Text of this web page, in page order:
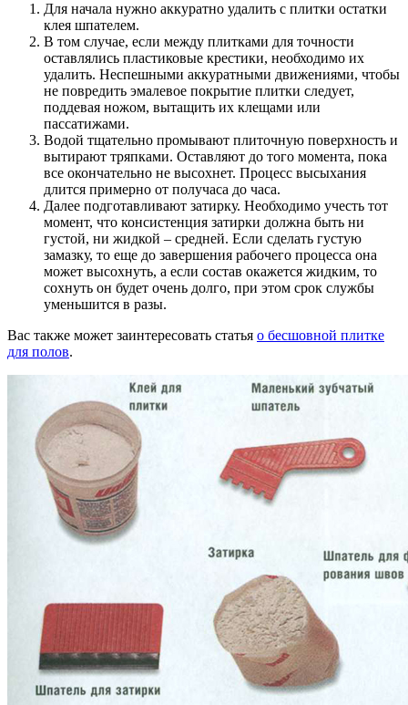
Для начала нужно аккуратно удалить с плитки остатки
клея шпателем.
В том случае, если между плитками для точности
оставлялись пластиковые крестики, необходимо их
удалить. Неспешными аккуратными движениями, чтобы
не повредить эмалевое покрытие плитки следует,
поддевая ножом, вытащить их клещами или
пассатижами.
Водой тщательно промывают плиточную поверхность и
вытирают тряпками. Оставляют до того момента, пока
все окончательно не высохнет. Процесс высыхания
длится примерно от получаса до часа.
Далее подготавливают затирку. Необходимо учесть тот
момент, что консистенция затирки должна быть ни
густой, ни жидкой – средней. Если сделать густую
замазку, то еще до завершения рабочего процесса она
может высохнуть, а если состав окажется жидким, то
сохнуть он будет очень долго, при этом срок службы
уменьшится в разы.
Вас также может заинтересовать статья о бесшовной плитке
для полов.